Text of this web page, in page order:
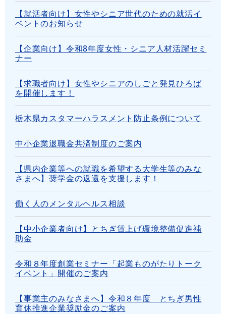
【就活者向け】女性やシニア世代のための就活イ
ベントのお知らせ
【企業向け】令和8年度女性・シニア人材活躍セミ
ナー
【求職者向け】女性やシニアのしごと発見ひろば
を開催します！
栃木県カスタマーハラスメント防止条例について
中小企業退職金共済制度のご案内
【県内企業等への就職を希望する大学生等のみな
さまへ】奨学金の返還を支援します！
働く人のメンタルヘルス相談
【中小企業者向け】とちぎ賃上げ環境整備促進補
助金
令和８年度創業セミナー「起業ものがたりトーク
イベント」開催のご案内
【事業主のみなさまへ】令和８年度 とちぎ男性
育休推進企業奨励金のご案内